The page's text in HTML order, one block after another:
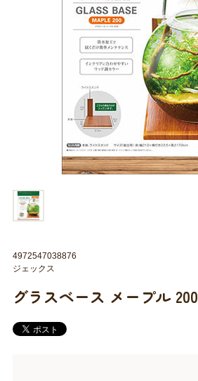
グラスベース メープル 200
4972547038876
ジェックス